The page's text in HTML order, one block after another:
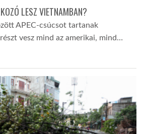
LESZ VIETNAMBAN?
APEC-csúcsot tartanak
vesz mind az amerikai, mind…